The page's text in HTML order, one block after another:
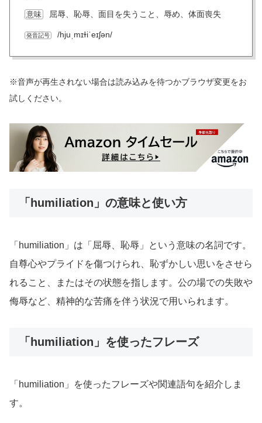
意味 屈辱、恥辱、面目を失うこと、辱め、体面喪失
発音記号 /hjuˌmɪɫiˈeɪʃən/
※音声が再生されない場合は読み込みを待つかブラウザ変更をお
試しください。
「humiliation」の意味と使い方
「humiliation」は「屈辱、恥辱」という意味の名詞です。
自尊心やプライドを傷つけられ、恥ずかしい思いをさせら
れること、またはその状態を指します。公の場での失敗や
侮辱など、精神的な苦痛を伴う状況で用いられます。
「humiliation」を使ったフレーズ
「humiliation」を使ったフレーズや関連語句を紹介しま
す。